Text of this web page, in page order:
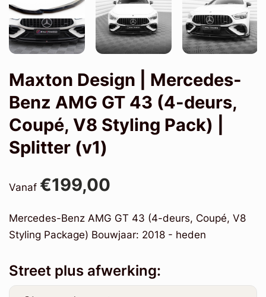
Maxton Design | Mercedes-
Benz AMG GT 43 (4-deurs,
Coupé, V8 Styling Pack) |
Splitter (v1)
Vanaf €199,00
Mercedes-Benz AMG GT 43 (4-deurs, Coupé, V8
Styling Package) Bouwjaar: 2018 - heden
Street plus afwerking: